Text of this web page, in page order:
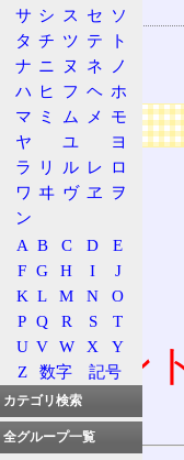
関連する用語
散開星団
いて座
広告
コメン
サ シ ス セ ソ
タ チ ツ テ
ト
ナ ニ ヌ ネ
ノ
ハ ヒ フ ヘ ホ
マ ミ ム メ
モ
ヤ
ユ
ヨ
ラ
リ ル レ ロ
ワ ヰ ヴ ヱ
ヲ
ン
A B C D
E
F G H I
J
K L M N
O
P Q R S
T
U V W X
Y
Z
数字 記号
カテゴリ検索
全グループ一覧